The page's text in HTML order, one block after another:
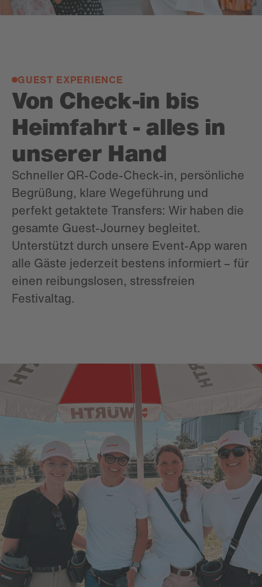
GUEST EXPERIENCE
Von Check-in bis
Heimfahrt - alles in
unserer Hand
Schneller QR-Code-Check-in, persönliche
Begrüßung, klare Wegeführung und
perfekt getaktete Transfers: Wir haben die
gesamte Guest-Journey begleitet.
Unterstützt durch unsere Event-App waren
alle Gäste jederzeit bestens informiert – für
einen reibungslosen, stressfreien
Festivaltag.